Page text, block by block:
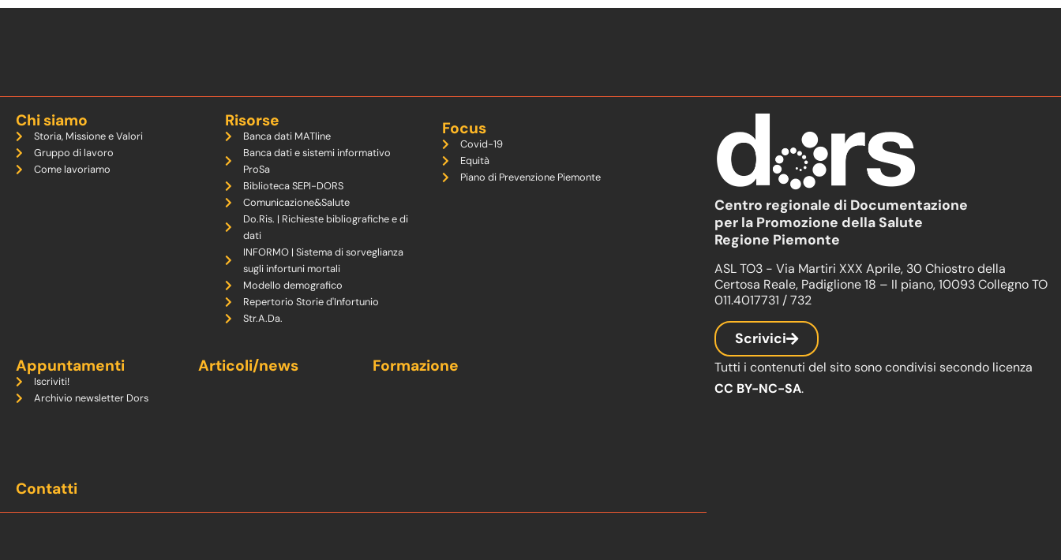
Chi siamo
Storia, Missione e Valori
Gruppo di lavoro
Come lavoriamo
Risorse
Banca dati MATline
Banca dati e sistemi informativo
ProSa
Biblioteca SEPI-DORS
Comunicazione&Salute
Do.Ris. | Richieste bibliografiche e di
dati
INFORMO | Sistema di sorveglianza
sugli infortuni mortali
Modello demografico
Repertorio Storie d'Infortunio
Str.A.Da.
Focus
Covid-19
Equità
Piano di Prevenzione Piemonte
Appuntamenti
Iscriviti!
Archivio newsletter Dors
Articoli/news Formazione
Contatti
Centro regionale di Documentazione
per la Promozione della Salute
Regione Piemonte
ASL TO3 - Via Martiri XXX Aprile, 30 Chiostro della
Certosa Reale, Padiglione 18 – II piano, 10093 Collegno TO
011.4017731 / 732
Scrivici
Tutti i contenuti del sito sono condivisi secondo licenza
CC BY-NC-SA.